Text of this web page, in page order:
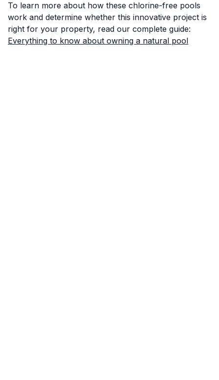
To learn more about how these chlorine-free pools
work and determine whether this innovative project is
right for your property, read our complete guide:
Everything to know about owning a natural pool